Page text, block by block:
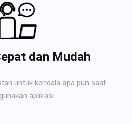
dan Mudah
untuk kendala apa pun saat
aplikasi.